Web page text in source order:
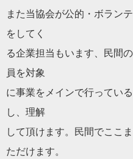
また当協会が公的・ボラン
をしてく
る企業担当もいます、民間
員を対象
に事業をメインで行ってい
し、理解
して頂けます。民間でここ
ただけます。